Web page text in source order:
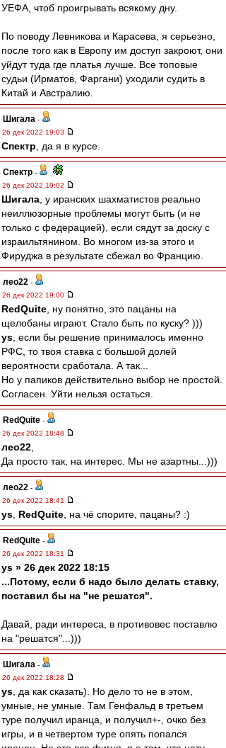
УЕФА, чтоб проигрывать всякому дну.
По поводу Левникова и Карасева, я серьезно,
после того как в Европу им доступ закроют, они
уйдут туда где платья лучше. Все топовые
судьи (Ирматов, Фаргани) уходили судить в
Китай и Австралию.
Шигала -
26 дек 2022 19:03
Спектр , да я в курсе.
Спектр -
26 дек 2022 19:02
Шигала , у иранских шахматистов реально
неиллюзорные проблемы могут быть (и не
только с федерацией), если сядут за доску с
израильтянином. Во многом из-за этого и
Фируджа в результате сбежал во Францию.
лео22 -
26 дек 2022 19:00
RedQuite , ну понятно, это пацаны на
щелобаны играют. Стало быть по куску? )))
ys , если бы решение принималось именно
РФС, то твоя ставка с большой долей
вероятности сработала. А так...
Но у папиков действительно выбор не простой.
Согласен. Уйти нельзя остаться.
RedQuite -
26 дек 2022 18:48
лео22
Да просто так, на интерес. Мы не азартны...)))
лео22 -
26 дек 2022 18:41
ys RedQuite , на чё спорите, пацаны? :)
RedQuite -
26 дек 2022 18:31
ys » 26 дек 2022 18:15
...Потому, если б надо было делать ставку,
поставил бы на "не решатся".
Давай, ради интереса, в противовес поставлю
на "решатся"...)))
Шигала -
26 дек 2022 18:28
ys , да как сказать). Но дело то не в этом,
умные, не умные. Там Генфальд в третьем
туре получил иранца, и получил+-, очко без
игры, и в четвертом туре опять попался